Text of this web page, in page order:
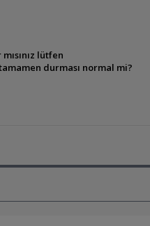
lütfen
durması normal mi?